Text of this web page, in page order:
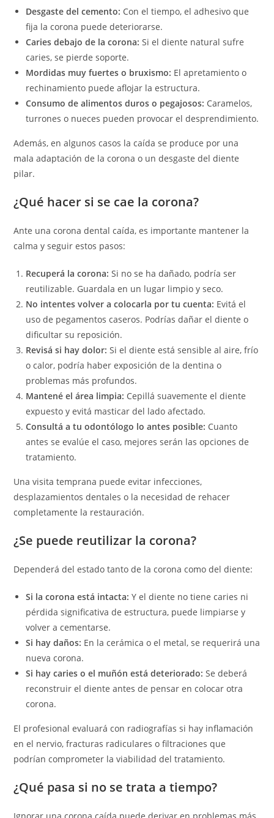
Desgaste del cemento: Con el tiempo, el adhesivo que
fija la corona puede deteriorarse.
Caries debajo de la corona: Si el diente natural sufre
caries, se pierde soporte.
Mordidas muy fuertes o bruxismo: El apretamiento o
rechinamiento puede aflojar la estructura.
Consumo de alimentos duros o pegajosos: Caramelos,
turrones o nueces pueden provocar el desprendimiento.
Además, en algunos casos la caída se produce por una
mala adaptación de la corona o un desgaste del diente
pilar.
¿Qué hacer si se cae la corona?
Ante una corona dental caída, es importante mantener la
calma y seguir estos pasos:
Recuperá la corona: Si no se ha dañado, podría ser
reutilizable. Guardala en un lugar limpio y seco.
No intentes volver a colocarla por tu cuenta: Evitá el
uso de pegamentos caseros. Podrías dañar el diente o
dificultar su reposición.
Revisá si hay dolor: Si el diente está sensible al aire, frío
o calor, podría haber exposición de la dentina o
problemas más profundos.
Mantené el área limpia: Cepillá suavemente el diente
expuesto y evitá masticar del lado afectado.
Consultá a tu odontólogo lo antes posible: Cuanto
antes se evalúe el caso, mejores serán las opciones de
tratamiento.
Una visita temprana puede evitar infecciones,
desplazamientos dentales o la necesidad de rehacer
completamente la restauración.
¿Se puede reutilizar la corona?
Dependerá del estado tanto de la corona como del diente:
Si la corona está intacta: Y el diente no tiene caries ni
pérdida significativa de estructura, puede limpiarse y
volver a cementarse.
Si hay daños: En la cerámica o el metal, se requerirá una
nueva corona.
Si hay caries o el muñón está deteriorado: Se deberá
reconstruir el diente antes de pensar en colocar otra
corona.
El profesional evaluará con radiografías si hay inflamación
en el nervio, fracturas radiculares o filtraciones que
podrían comprometer la viabilidad del tratamiento.
¿Qué pasa si no se trata a tiempo?